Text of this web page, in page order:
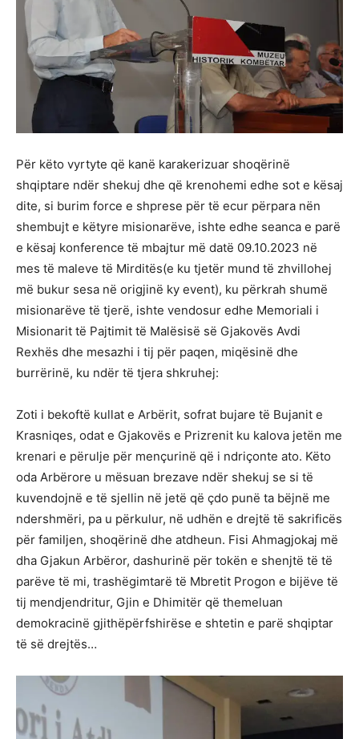
Për këto vyrtyte që kanë karakerizuar shoqërinë
shqiptare ndër shekuj dhe që krenohemi edhe sot e kësaj
dite, si burim force e shprese për të ecur përpara nën
shembujt e këtyre misionarëve, ishte edhe seanca e parë
e kësaj konference të mbajtur më datë 09.10.2023 në
mes të maleve të Mirditës(e ku tjetër mund të zhvillohej
më bukur sesa në origjinë ky event), ku përkrah shumë
misionarëve të tjerë, ishte vendosur edhe Memoriali i
Misionarit të Pajtimit të Malësisë së Gjakovës Avdi
Rexhës dhe mesazhi i tij për paqen, miqësinë dhe
burrërinë, ku ndër të tjera shkruhej:
Zoti i bekoftë kullat e Arbërit, sofrat bujare të Bujanit e
Krasniqes, odat e Gjakovës e Prizrenit ku kalova jetën me
krenari e përulje për mençurinë që i ndriçonte ato. Këto
oda Arbërore u mësuan brezave ndër shekuj se si të
kuvendojnë e të sjellin në jetë që çdo punë ta bëjnë me
ndershmëri, pa u përkulur, në udhën e drejtë të sakrificës
për familjen, shoqërinë dhe atdheun. Fisi Ahmagjokaj më
dha Gjakun Arbëror, dashurinë për tokën e shenjtë të të
parëve të mi, trashëgimtarë të Mbretit Progon e bijëve të
tij mendjendritur, Gjin e Dhimitër që themeluan
demokracinë gjithëpërfshirëse e shtetin e parë shqiptar
të së drejtës…